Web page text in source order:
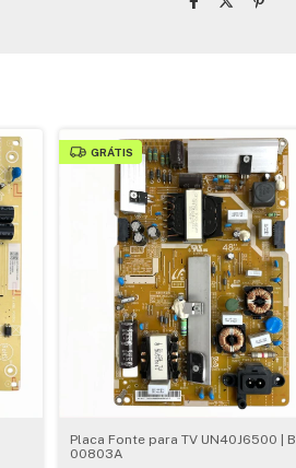
GRÁTIS
Placa Fonte para TV UN40J6500 |
00803A